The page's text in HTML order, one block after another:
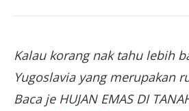
Kalau korang nak tahu lebih
Yugoslavia yang merupakan
Baca je HUJAN EMAS DI